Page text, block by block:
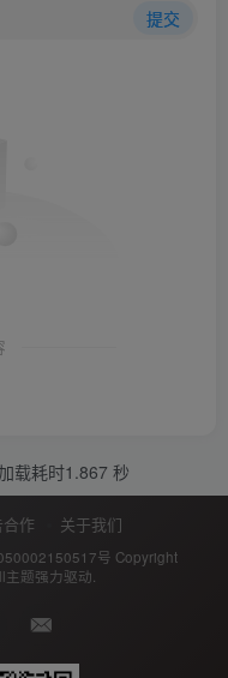
提交
载耗时1.867 秒
作 关于我们
号 Copyright
主题强力驱动.